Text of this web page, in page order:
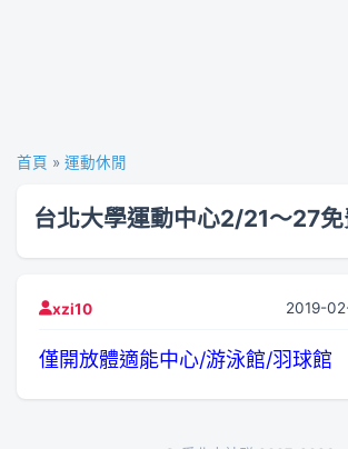
首頁 » 運動休閒
台北大學運動中心2/21～27
xzi10 2019-
僅開放體適能中心/游泳館/羽球館